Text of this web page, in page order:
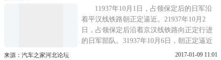
11937年10月1日，占领保定后的日军沿
着平汉线铁路朝正定逼近。21937年10月2
日，占领保定后沿着京汉线铁路向正定行进
的日军部队。31937年10月6日，朝正定逼近
的日军炮兵部队。4向正定进军的日军96式
来源：汽车之家河北论坛 2017-01-09 11:01